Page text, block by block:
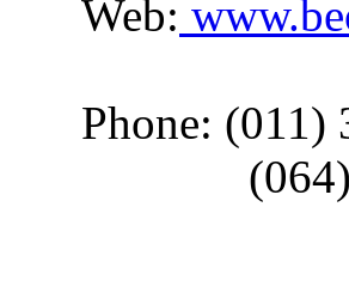
Web:
Phone: (011)
(064)